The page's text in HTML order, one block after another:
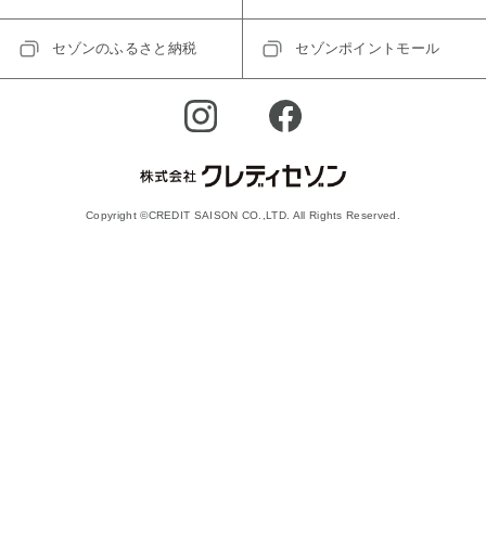
セゾンのふるさと納税 セゾンポイントモール
Copyright ©CREDIT SAISON CO.,LTD. All Rights Reserved.